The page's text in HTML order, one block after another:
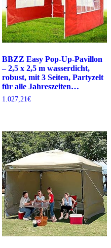
BBZZ Easy Pop-Up-Pavillon
– 2,5 x 2,5 m wasserdicht,
robust, mit 3 Seiten, Partyzelt
für alle Jahreszeiten…
1.027,21€